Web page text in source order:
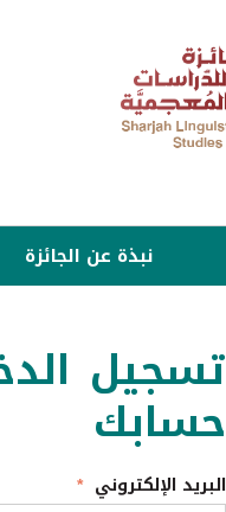
نبذة عن الجائزة
تسجيل
حسابك
البريد الإلكتروني